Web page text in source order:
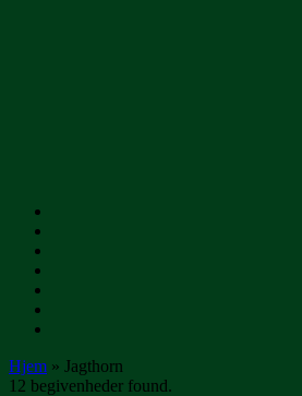
Hjem » Jagthorn
12 begivenheder found.